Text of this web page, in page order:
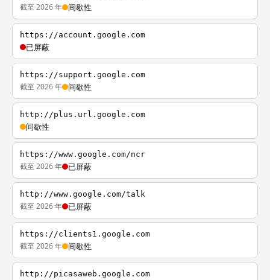
截至 2026 年 间歇性
https://account.google.com
已屏蔽
https://support.google.com
截至 2026 年 间歇性
http://plus.url.google.com
间歇性
https://www.google.com/ncr
截至 2026 年 已屏蔽
http://www.google.com/talk
截至 2026 年 已屏蔽
https://clients1.google.com
截至 2026 年 间歇性
http://picasaweb.google.com